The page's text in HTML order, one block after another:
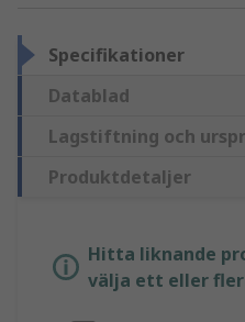
Specifikationer
Datablad
Lagstiftning och
Produktdetaljer
Hitta liknande
välja ett eller